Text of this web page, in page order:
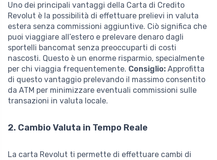
Uno dei principali vantaggi della Carta di Credito
Revolut è la possibilità di effettuare prelievi in valuta
estera senza commissioni aggiuntive. Ciò significa che
puoi viaggiare all’estero e prelevare denaro dagli
sportelli bancomat senza preoccuparti di costi
nascosti. Questo è un enorme risparmio, specialmente
per chi viaggia frequentemente. Consiglio: Approfitta
di questo vantaggio prelevando il massimo consentito
da ATM per minimizzare eventuali commissioni sulle
transazioni in valuta locale.
2. Cambio Valuta in Tempo Reale
La carta Revolut ti permette di effettuare cambi di